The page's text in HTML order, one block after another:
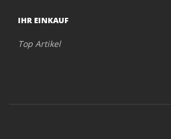
IHR EINKAUF
Top Artikel